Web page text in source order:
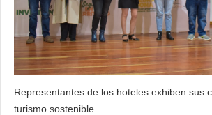
Representantes de los hoteles exhiben sus
turismo sostenible